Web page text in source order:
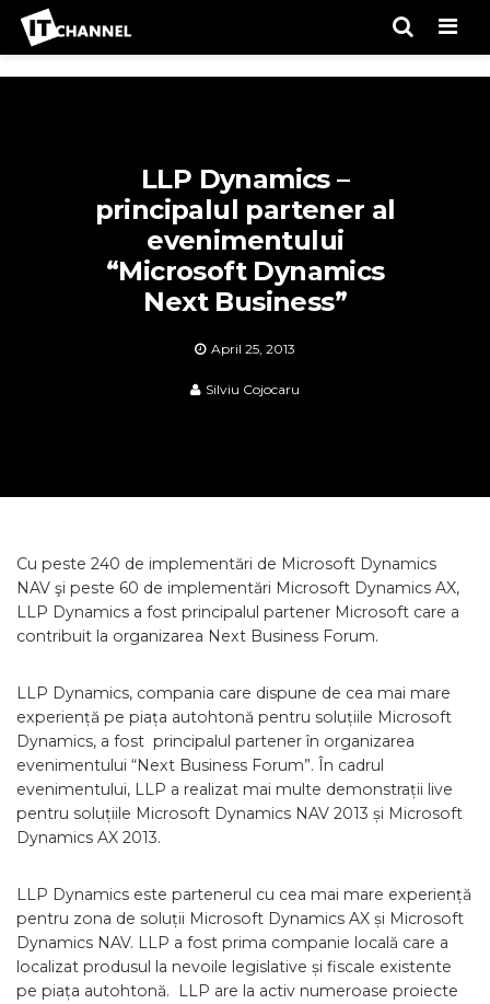
LLP Dynamics –
principalul partener al
evenimentului
“Microsoft Dynamics
Next Business”
April 25, 2013
Silviu Cojocaru
Cu peste 240 de implementări de Microsoft Dynamics
NAV şi peste 60 de implementări Microsoft Dynamics AX,
LLP Dynamics a fost principalul partener Microsoft care a
contribuit la organizarea Next Business Forum.
LLP Dynamics, compania care dispune de cea mai mare
experiență pe piața autohtonă pentru soluțiile Microsoft
Dynamics, a fost principalul partener în organizarea
evenimentului “Next Business Forum”. În cadrul
evenimentului, LLP a realizat mai multe demonstrații live
pentru soluțiile Microsoft Dynamics NAV 2013 și Microsoft
Dynamics AX 2013.
LLP Dynamics este partenerul cu cea mai mare experiență
pentru zona de soluții Microsoft Dynamics AX și Microsoft
Dynamics NAV. LLP a fost prima companie locală care a
localizat produsul la nevoile legislative și fiscale existente
pe piața autohtonă. LLP are la activ numeroase proiecte